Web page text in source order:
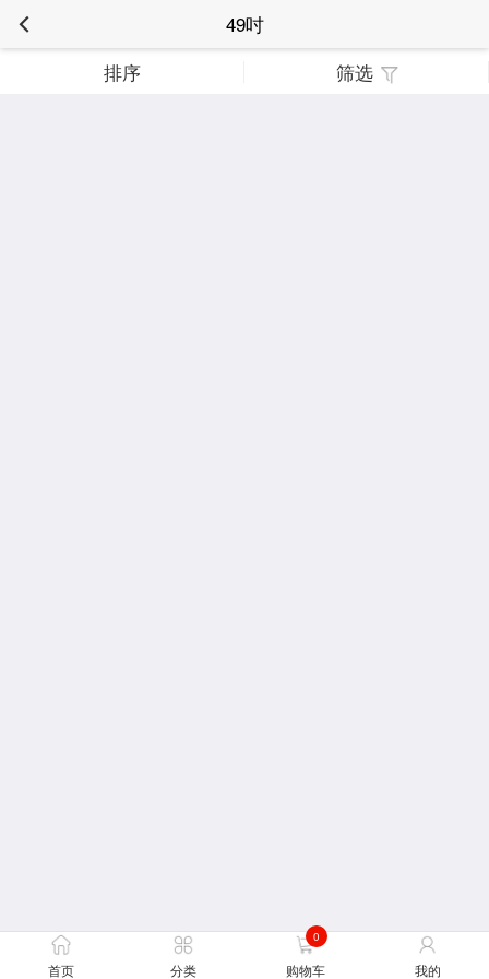
49吋
排序
筛选
首页 分类
0
购物车 我的